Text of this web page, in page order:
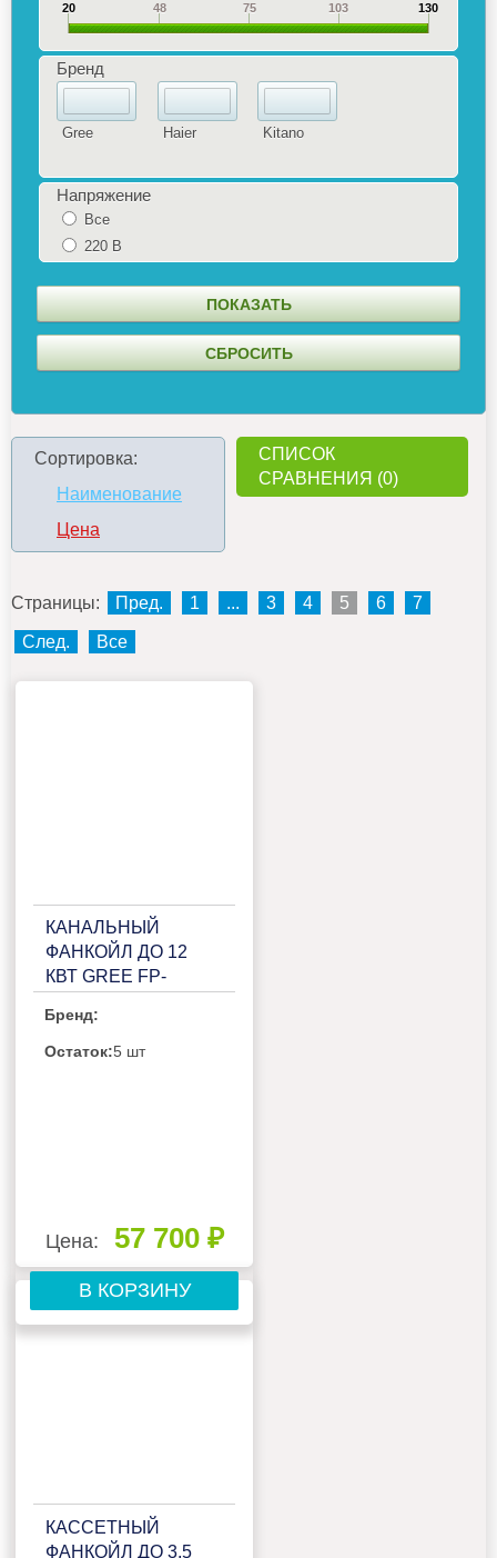
20 48 75 103 130
Бренд
Gree Haier Kitano
Напряжение
Все
220 В
Сортировка:
Наименование
Цена
СПИСОК
СРАВНЕНИЯ (0)
Страницы: Пред. 1 ... 3 4 5 6 7
След. Все
КАНАЛЬНЫЙ
ФАНКОЙЛ ДО 12
КВТ GREE FP-
Бренд:
Остаток:5 шт
Цена: 57 700 ₽
В КОРЗИНУ
КАССЕТНЫЙ
ФАНКОЙЛ ДО 3.5